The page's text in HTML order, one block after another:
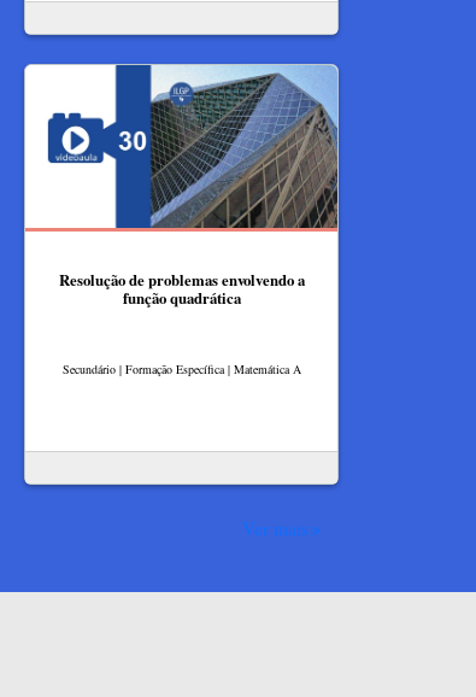
Resolução de problemas envolvendo a
função quadrática
Secundário | Formação Específica | Matemática A
Ver mais